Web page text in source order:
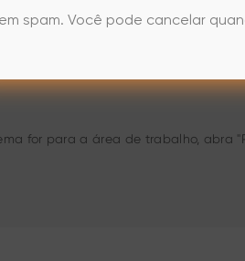
for para a área de trabalho,
spam. Você pode cancelar